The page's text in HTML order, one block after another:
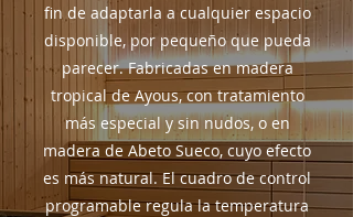
fin de adaptarla a cualquier espacio
disponible, por pequeño que pueda
parecer. Fabricadas en madera
tropical de Ayous, con tratamiento
más especial y sin nudos, o en
madera de Abeto Sueco, cuyo efecto
es más natural. El cuadro de control
programable regula la temperatura